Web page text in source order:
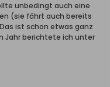
unbedingt auch eine
(sie fährt auch bereits
ist schon etwas ganz
Jahr berichtete ich unter